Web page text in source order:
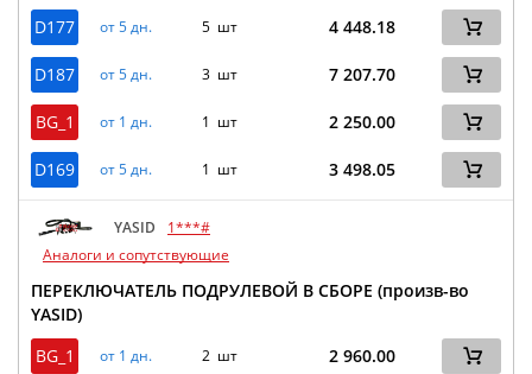
D177
от 5 дн. 5 шт 4 448.18
D187 от 5 дн. 3 шт 7 207.70
BG_1 от 1 дн. 1 шт 2 250.00
D169 от 5 дн. 1 шт 3 498.05
YASID
1***#
Аналоги и сопутствующие
ПЕРЕКЛЮЧАТЕЛЬ ПОДРУЛЕВОЙ В СБОРЕ (произв-во
YASID)
BG_1
от 1 дн. 2 шт 2 960.00